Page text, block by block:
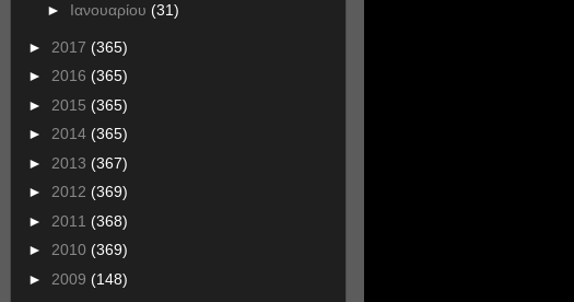
► Ιανουαρίου (31)
► 2017 (365)
► 2016 (365)
► 2015 (365)
► 2014 (365)
► 2013 (367)
► 2012 (369)
► 2011 (368)
► 2010 (369)
► 2009 (148)